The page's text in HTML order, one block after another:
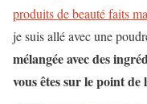
produits de beauté faits
je suis allé avec une
mélangée avec des
vous êtes sur le point de